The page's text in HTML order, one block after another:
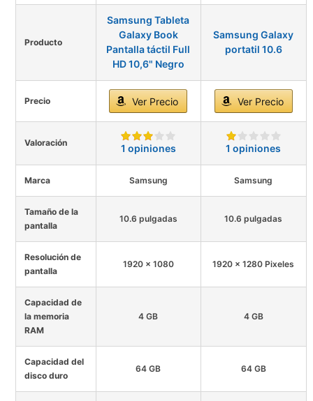
Producto
Samsung Tableta
Galaxy Book
Pantalla táctil Full
HD 10,6" Negro
Samsung Galaxy
portatil 10.6
Precio Ver Precio Ver Precio
Valoración 1 opiniones 1 opiniones
Marca Samsung Samsung
Tamaño de la
pantalla
10.6 pulgadas 10.6 pulgadas
Resolución de
pantalla
1920 x 1080 1920 x 1280 Pixeles
Capacidad de
la memoria
RAM
4 GB 4 GB
Capacidad del
disco duro
64 GB 64 GB